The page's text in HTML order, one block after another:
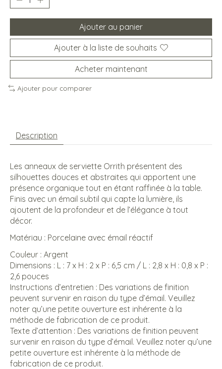
Ajouter au panier
Ajouter à la liste de souhaits
Acheter maintenant
Ajouter pour comparer
Description
Les anneaux de serviette Orrith présentent des
silhouettes douces et abstraites qui apportent une
présence organique tout en étant raffinée à la table.
Finis avec un émail subtil qui capte la lumière, ils
ajoutent de la profondeur et de l’élégance à tout
décor.
Matériau : Porcelaine avec émail réactif
Couleur : Argent
Dimensions : L : 7 x H : 2 x P : 6,5 cm / L : 2,8 x H : 0,8 x P :
2,6 pouces
Instructions d’entretien : Des variations de finition
peuvent survenir en raison du type d’émail. Veuillez
noter qu’une petite ouverture est inhérente à la
méthode de fabrication de ce produit.
Texte d’attention : Des variations de finition peuvent
survenir en raison du type d’émail. Veuillez noter qu’une
petite ouverture est inhérente à la méthode de
fabrication de ce produit.